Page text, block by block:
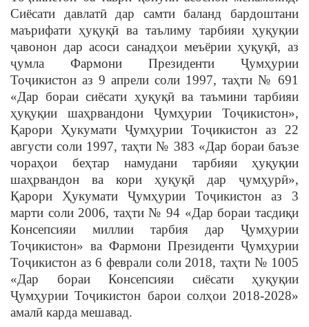
Сиёсати давлатӣ дар самти баланд бардоштани
маърифати ҳуқуқӣ ва таълиму тарбияи ҳуқуқии
ҷавонон дар асоси санадҳои меъёрии ҳуқуқӣ, аз
ҷумла Фармони Президенти Ҷумҳурии
Тоҷикистон аз 9 апрели соли 1997, таҳти № 691
«Дар бораи сиёсати ҳуқуқӣ ва таъмини тарбияи
ҳуқуқии шаҳрвандони Ҷумҳурии Тоҷикистон»,
Қарори Ҳукумати Ҷумҳурии Тоҷикистон аз 22
августи соли 1997, таҳти № 383 «Дар бораи баъзе
чораҳои беҳтар намудани тарбияи ҳуқуқии
шаҳрвандон ва кори ҳуқуқӣ дар ҷумҳурӣ»,
Қарори Ҳукумати Ҷумҳурии Тоҷикистон аз 3
марти соли 2006, таҳти № 94 «Дар бораи тасдиқи
Консепсияи миллии тарбия дар Ҷумҳурии
Тоҷикистон» ва Фармони Президенти Ҷумҳурии
Тоҷикистон аз 6 феврали соли 2018, таҳти № 1005
«Дар бораи Консепсияи сиёсати ҳуқуқии
Ҷумҳурии Тоҷикистон барои солҳои 2018-2028»
амалӣ карда мешавад.